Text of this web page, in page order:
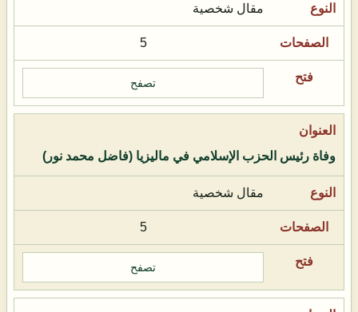
مقال شخصية
5
تصفح
وفاة رئيس الحزب الإسلامي في ماليزيا (فاضل محمد نور)
مقال شخصية
5
تصفح